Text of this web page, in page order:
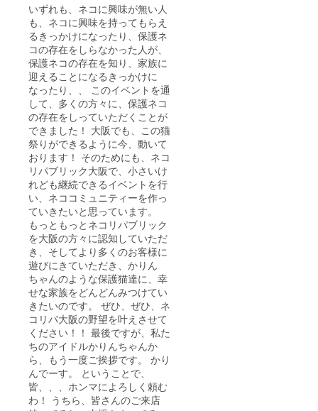
いずれも、ネコに興味が無い人
も、ネコに興味を持ってもらえ
るきっかけになったり、保護ネ
コの存在をしらなかった人が、
保護ネコの存在を知り、家族に
迎えることになるきっかけに
なったり、、 このイベントを通
して、多くの方々に、保護ネコ
の存在をしっていただくことが
できました！ 大阪でも、この猫
祭りができるように今、動いて
おります！ そのためにも、ネコ
リパブリック大阪で、小さいけ
れども継続できるイベントを行
い、ネココミュニティーを作っ
ていきたいと思っています。
もっともっとネコリパブリック
を大阪の方々に認知していただ
き、そしてより多くのお客様に
遊びにきていただき、かりん
ちゃんのような保護猫達に、幸
せな家族をどんどんみつけてい
きたいのです。 ぜひ、ぜひ、ネ
コリパ大阪の野望を叶えさせて
ください！！ 最後ですが、私た
ちのアイドルかりんちゃんか
ら、もう一度ご挨拶です。 かり
んでーす。 ということで、
皆、、、ホンマによろしく頼む
わ！ うちら、皆さんのご来店